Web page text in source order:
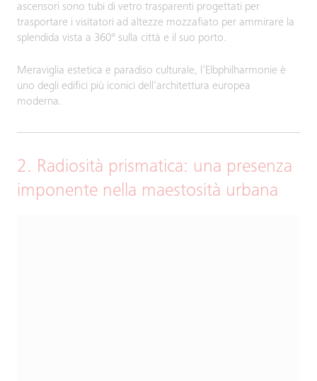
ascensori sono tubi di vetro trasparenti progettati per
trasportare i visitatori ad altezze mozzafiato per ammirare la
splendida vista a 360° sulla città e il suo porto.
Meraviglia estetica e paradiso culturale, l’Elbphilharmonie è
uno degli edifici più iconici dell’architettura europea
moderna.
2. Radiosità prismatica: una presenza
imponente nella maestosità urbana